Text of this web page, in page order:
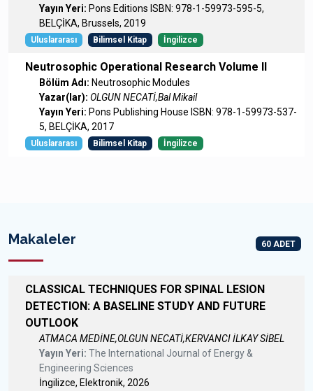
Yayın Yeri: Pons Editions ISBN: 978-1-59973-595-5,
BELÇİKA, Brussels, 2019
Uluslararası Bilimsel Kitap İngilizce
Neutrosophic Operational Research Volume II
Bölüm Adı: Neutrosophic Modules
Yazar(lar): OLGUN NECATİ,Bal Mikail
Yayın Yeri: Pons Publishing House ISBN: 978-1-59973-537-
5, BELÇİKA, 2017
Uluslararası Bilimsel Kitap İngilizce
Makaleler 60 ADET
CLASSICAL TECHNIQUES FOR SPINAL LESION
DETECTION: A BASELINE STUDY AND FUTURE
OUTLOOK
ATMACA MEDİNE,OLGUN NECATİ,KERVANCI İLKAY SİBEL
Yayın Yeri: The International Journal of Energy &
Engineering Sciences
İngilizce, Elektronik, 2026